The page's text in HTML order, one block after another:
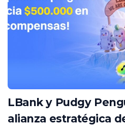
LBank y Pudgy
alianza estratégica